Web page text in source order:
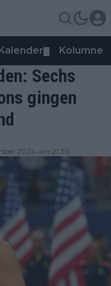
Kolumnen
Sechs
gingen
2024 um 21:30